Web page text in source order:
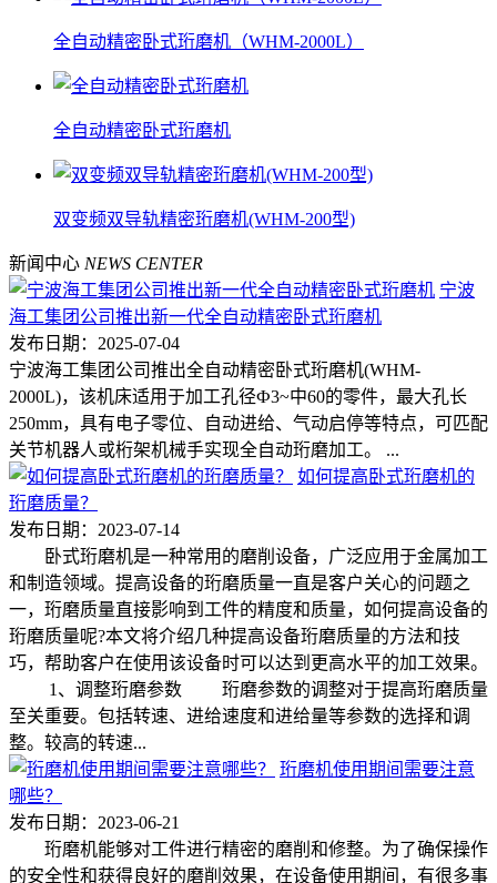
全自动精密卧式珩磨机（WHM-2000L）
全自动精密卧式珩磨机
双变频双导轨精密珩磨机(WHM-200型)
新闻中心 NEWS CENTER
宁波
海工集团公司推出新一代全自动精密卧式珩磨机
发布日期：2025-07-04
宁波海工集团公司推出全自动精密卧式珩磨机(WHM-
2000L)，该机床适用于加工孔径Ф3~中60的零件，最大孔长
250mm，具有电子零位、自动进给、气动启停等特点，可匹配
关节机器人或桁架机械手实现全自动珩磨加工。 ...
如何提高卧式珩磨机的
珩磨质量？
发布日期：2023-07-14
卧式珩磨机是一种常用的磨削设备，广泛应用于金属加工
和制造领域。提高设备的珩磨质量一直是客户关心的问题之
一，珩磨质量直接影响到工件的精度和质量，如何提高设备的
珩磨质量呢?本文将介绍几种提高设备珩磨质量的方法和技
巧，帮助客户在使用该设备时可以达到更高水平的加工效果。
1、调整珩磨参数 珩磨参数的调整对于提高珩磨质量
至关重要。包括转速、进给速度和进给量等参数的选择和调
整。较高的转速...
珩磨机使用期间需要注意
哪些？
发布日期：2023-06-21
珩磨机能够对工件进行精密的磨削和修整。为了确保操作
的安全性和获得良好的磨削效果，在设备使用期间，有很多事